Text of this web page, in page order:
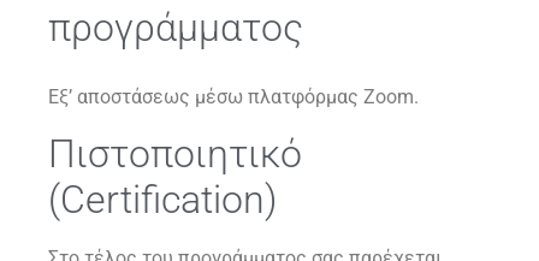
προγράμματος
Εξ’ αποστάσεως μέσω πλατφόρμας Zoom.
Πιστοποιητικό
(Certification)